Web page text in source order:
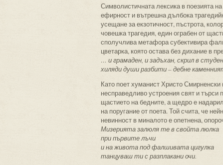
Символистичната лексика в поезията
ефирност и вътрешна дълбока
усещане за екзотичност, пъстрота,
човешка трагедия, един ограбен от
сполучлива метафора субективира
цветарка, която остава без дихание в
… и грамаден, и задъхан, скрил в
хиляди души разбити – дебне
Като поет хуманист Христо Смирненски
несправедливо устроения свят и търси
щастието на бедните, а щедро е
на поругание от поета. Той счита, че
невинност в миналото е опетнена,
Мизерията залюля те в свойта люлка
при първите лъчи
и на живота под фалшивата цигулка
танцуваш ти с разплакани очи.